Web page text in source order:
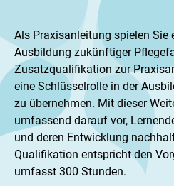
Als Praxisanleitung spielen Sie
Ausbildung zukünftiger
Zusatzqualifikation zur
eine Schlüsselrolle in der
zu übernehmen. Mit dieser
umfassend darauf vor,
und deren Entwicklung
Qualifikation entspricht den
umfasst 300 Stunden.